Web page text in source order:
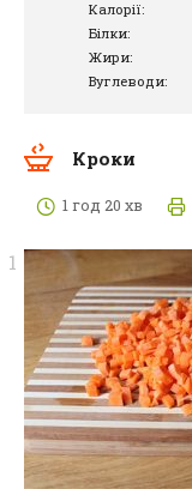
Калорії:
Білки:
Жири:
Вуглеводи:
Кроки
1 год 20 хв